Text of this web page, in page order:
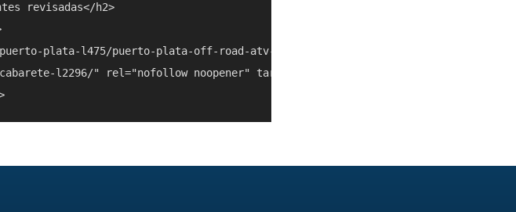
revisadas</h2>
plata-l475/puerto-plata-off-road-atv-adventure-t507804/" rel="nofollow
l2296/" rel="nofollow noopener" target="_blank">https://